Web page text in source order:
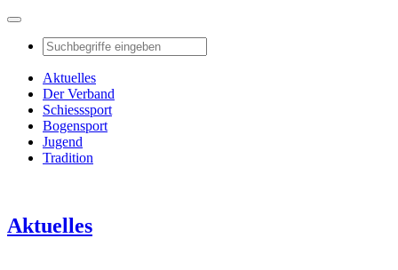
Aktuelles
Der Verband
Schiesssport
Bogensport
Jugend
Tradition
Aktuelles